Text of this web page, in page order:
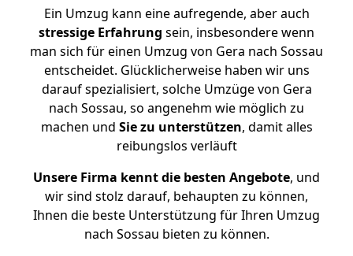
Ein Umzug kann eine aufregende, aber auch
stressige Erfahrung sein, insbesondere wenn
man sich für einen Umzug von Gera nach Sossau
entscheidet. Glücklicherweise haben wir uns
darauf spezialisiert, solche Umzüge von Gera
nach Sossau, so angenehm wie möglich zu
machen und Sie zu unterstützen, damit alles
reibungslos verläuft
Unsere Firma kennt die besten Angebote, und
wir sind stolz darauf, behaupten zu können,
Ihnen die beste Unterstützung für Ihren Umzug
nach Sossau bieten zu können.